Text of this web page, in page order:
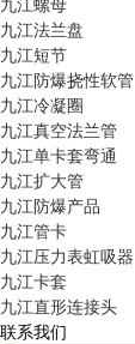
九江法兰盘
九江短节
九江防爆挠性软管
九江冷凝圈
九江真空法兰管
九江单卡套弯通
九江扩大管
九江防爆产品
九江管卡
九江压力表虹吸器
九江卡套
九江直形连接头
联系我们